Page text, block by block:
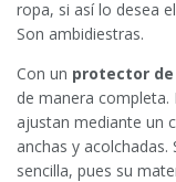
ropa, si así lo desea
Son ambidiestras.
Con un protector
de manera
ajustan mediante un
anchas y
sencilla, pues su